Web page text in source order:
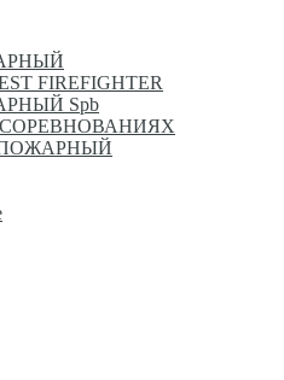
FIREFIGHTER
Spb